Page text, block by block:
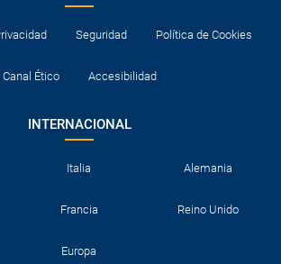
Seguridad Política de Cookies
Canal Ético Accesibilidad
INTERNACIONAL
Italia Alemania
Francia Reino Unido
Europa